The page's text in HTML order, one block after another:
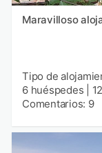
Maravilloso
Tipo de
6 huéspedes
Comentarios: 9